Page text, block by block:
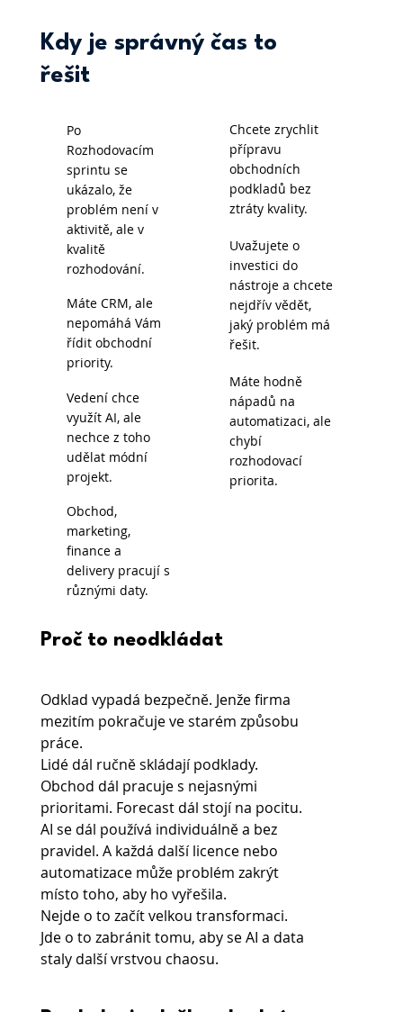
Kdy je správný čas to
řešit
Po
Rozhodovacím
sprintu se
ukázalo, že
problém není v
aktivitě, ale v
kvalitě
rozhodování.
Máte CRM, ale
nepomáhá Vám
řídit obchodní
priority.
Vedení chce
využít AI, ale
nechce z toho
udělat módní
projekt.
Obchod,
marketing,
finance a
delivery pracují s
různými daty.
Chcete zrychlit
přípravu
obchodních
podkladů bez
ztráty kvality.
Uvažujete o
investici do
nástroje a chcete
nejdřív vědět,
jaký problém má
řešit.
Máte hodně
nápadů na
automatizaci, ale
chybí
rozhodovací
priorita.
Proč to neodkládat
Odklad vypadá bezpečně. Jenže firma
mezitím pokračuje ve starém způsobu
práce.
Lidé dál ručně skládají podklady.
Obchod dál pracuje s nejasnými
prioritami. Forecast dál stojí na pocitu.
AI se dál používá individuálně a bez
pravidel. A každá další licence nebo
automatizace může problém zakrýt
místo toho, aby ho vyřešila.
Nejde o to začít velkou transformaci.
Jde o to zabránit tomu, aby se AI a data
staly další vrstvou chaosu.